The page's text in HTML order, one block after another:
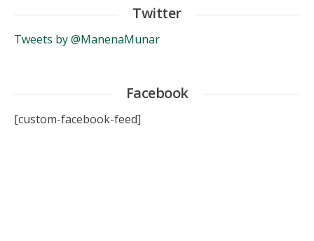
Twitter
Tweets by @ManenaMunar
Facebook
[custom-facebook-feed]